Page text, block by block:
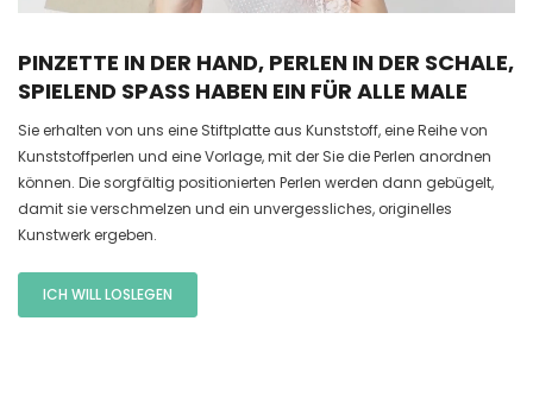
PINZETTE IN DER HAND, PERLEN IN DER SCHALE,
SPIELEND SPASS HABEN EIN FÜR ALLE MALE
Sie erhalten von uns eine Stiftplatte aus Kunststoff, eine Reihe von
Kunststoffperlen und eine Vorlage, mit der Sie die Perlen anordnen
können. Die sorgfältig positionierten Perlen werden dann gebügelt,
damit sie verschmelzen und ein unvergessliches, originelles
Kunstwerk ergeben.
ICH WILL LOSLEGEN